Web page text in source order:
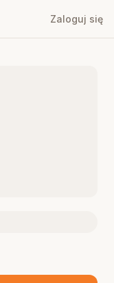
Zaloguj się